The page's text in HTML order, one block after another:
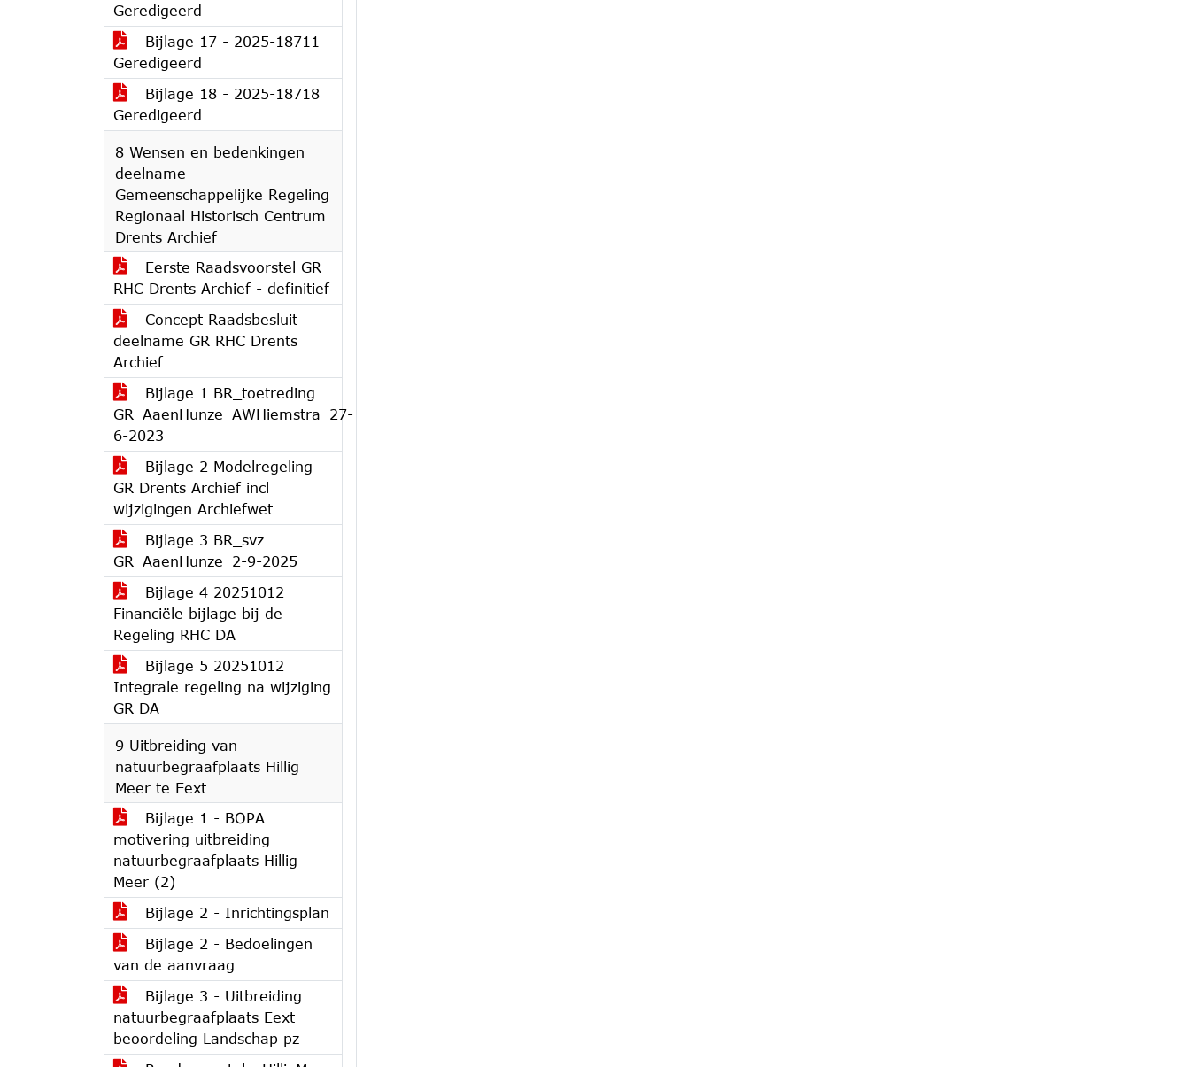
Geredigeerd
Bijlage 17 - 2025-18711
Geredigeerd
Bijlage 18 - 2025-18718
Geredigeerd
8 Wensen en bedenkingen
deelname
Gemeenschappelijke Regeling
Regionaal Historisch Centrum
Drents Archief
Eerste Raadsvoorstel GR
RHC Drents Archief - definitief
Concept Raadsbesluit
deelname GR RHC Drents
Archief
Bijlage 1 BR_toetreding
GR_AaenHunze_AWHiemstra_27-
6-2023
Bijlage 2 Modelregeling
GR Drents Archief incl
wijzigingen Archiefwet
Bijlage 3 BR_svz
GR_AaenHunze_2-9-2025
Bijlage 4 20251012
Financiële bijlage bij de
Regeling RHC DA
Bijlage 5 20251012
Integrale regeling na wijziging
GR DA
9 Uitbreiding van
natuurbegraafplaats Hillig
Meer te Eext
Bijlage 1 - BOPA
motivering uitbreiding
natuurbegraafplaats Hillig
Meer (2)
Bijlage 2 - Inrichtingsplan
Bijlage 2 - Bedoelingen
van de aanvraag
Bijlage 3 - Uitbreiding
natuurbegraafplaats Eext
beoordeling Landschap pz